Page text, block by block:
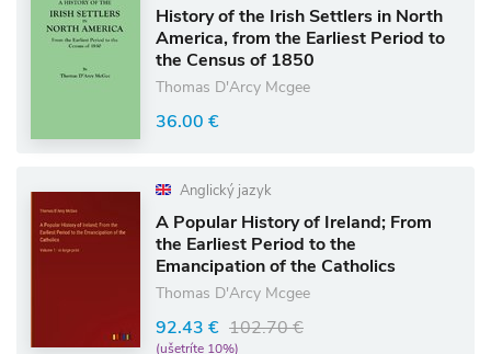
History of the Irish Settlers in North
America, from the Earliest Period to
the Census of 1850
Thomas D'Arcy Mcgee
36.00 €
Anglický jazyk
A Popular History of Ireland; From
the Earliest Period to the
Emancipation of the Catholics
Thomas D'Arcy Mcgee
92.43 € 102.70 €
(ušetríte 10%)